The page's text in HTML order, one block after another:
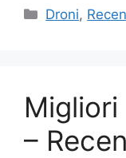
Categorie
Droni,
Migliori
–